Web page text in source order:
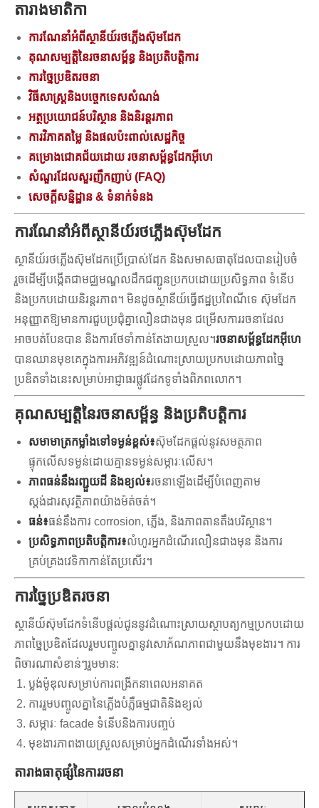
តារាងមាតិកា
ការណែនាំអំពីស្ថានីយ៍រថភ្លើងស៊ុមដែក
គុណសម្បត្តិនៃរចនាសម្ព័ន្ធ និងប្រតិបត្តិការ
ការច្នៃប្រឌិតរចនា
វិធីសាស្រ្តនិងបច្ចេកទេសសំណង់
អត្ថប្រយោជន៍បរិស្ថាន និងនិរន្តរភាព
ការវិភាគតម្លៃ និងផលប៉ះពាល់សេដ្ឋកិច្ច
គម្រោងជោគជ័យដោយ រចនាសម្ព័ន្ធដែកអ៊ីហេ
សំណួរដែលសួរញឹកញាប់ (FAQ)
សេចក្តីសន្និដ្ឋាន & ទំនាក់ទំនង
ការណែនាំអំពីស្ថានីយ៍រថភ្លើងស៊ុមដែក
ស្ថានីយ៍រថភ្លើងស៊ុមដែកប្រើប្រាស់ដែក និងសមាសធាតុដែលបានរៀបចំ
រួចដើម្បីបង្កើតជាមជ្ឈមណ្ឌលដឹកជញ្ជូនប្រកបដោយប្រសិទ្ធភាព ទំនើប
និងប្រកបដោយនិរន្តរភាព។ មិនដូចស្ថានីយ៍ធ្វើឥដ្ឋប្រពៃណីទេ ស៊ុមដែក
អនុញ្ញាតឱ្យមានការជួបប្រជុំគ្នាលឿនជាងមុន ជម្រើសការរចនាដែល
អាចបត់បែនបាន និងការថែទាំកាន់តែងាយស្រួល។រចនាសម្ព័ន្ធដែកអ៊ីហេ
បានឈានមុខគេក្នុងការអភិវឌ្ឍន៍ដំណោះស្រាយប្រកបដោយភាពច្នៃ
ប្រឌិតទាំងនេះសម្រាប់អាជ្ញាធរផ្លូវដែកទូទាំងពិភពលោក។
គុណសម្បត្តិនៃរចនាសម្ព័ន្ធ និងប្រតិបត្តិការ
សមាមាត្រកម្លាំងទៅទម្ងន់ខ្ពស់៖ស៊ុមដែកផ្តល់នូវសមត្ថភាព
ផ្ទុកលើសទម្ងន់ដោយគ្មានទម្ងន់សម្ភារៈលើស។
ភាពធន់នឹងរញ្ជួយដី និងខ្យល់៖រចនាឡើងដើម្បីបំពេញតាម
ស្តង់ដារសុវត្ថិភាពយ៉ាងម៉ត់ចត់។
ធន់៖ធន់នឹងការ corrosion, ភ្លើង, និងភាពតានតឹងបរិស្ថាន។
ប្រសិទ្ធភាពប្រតិបត្តិការ៖លំហូរអ្នកដំណើរលឿនជាងមុន និងការ
គ្រប់គ្រងវេទិកាកាន់តែប្រសើរ។
ការច្នៃប្រឌិតរចនា
ស្ថានីយ៍ស៊ុមដែកទំនើបផ្តល់ជូននូវដំណោះស្រាយស្ថាបត្យកម្មប្រកបដោយ
ភាពច្នៃប្រឌិតដែលរួមបញ្ចូលគ្នានូវសោភ័ណភាពជាមួយនឹងមុខងារ។ ការ
ពិចារណាសំខាន់ៗរួមមាន:
ប្លង់ម៉ូឌុលសម្រាប់ការពង្រីកនាពេលអនាគត
ការរួមបញ្ចូលគ្នានៃភ្លើងបំភ្លឺធម្មជាតិនិងខ្យល់
សម្ភារៈ facade ទំនើបនិងការបញ្ចប់
មុខងារភាពងាយស្រួលសម្រាប់អ្នកដំណើរទាំងអស់។
តារាងធាតុផ្សំនៃការរចនា